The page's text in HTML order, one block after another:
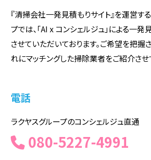
『清掃会社一発見積もりサイト』を運営す
プでは、「AI x コンシェルジュ」による一
させていただいております。ご希望を把握
れにマッチングした掃除業者をご紹介させ
電話
ラクヤスグループのコンシェルジュ直通
080-5227-4991